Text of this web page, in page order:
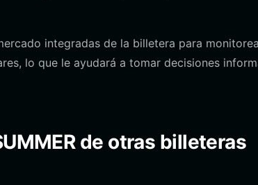
integradas de la billetera para
lo que le ayudará a tomar decisiones
de otras billeteras